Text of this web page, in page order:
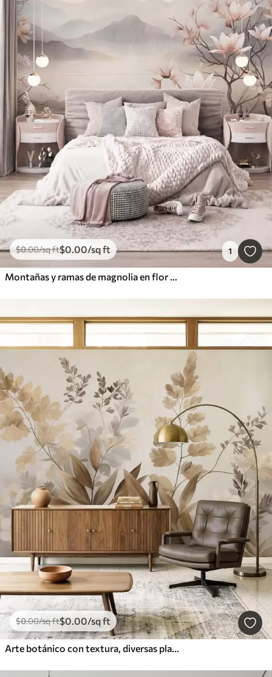
$0.00/sq ft$0.00/sq ft 1
$0.00/sq ft$0.00/sq ft